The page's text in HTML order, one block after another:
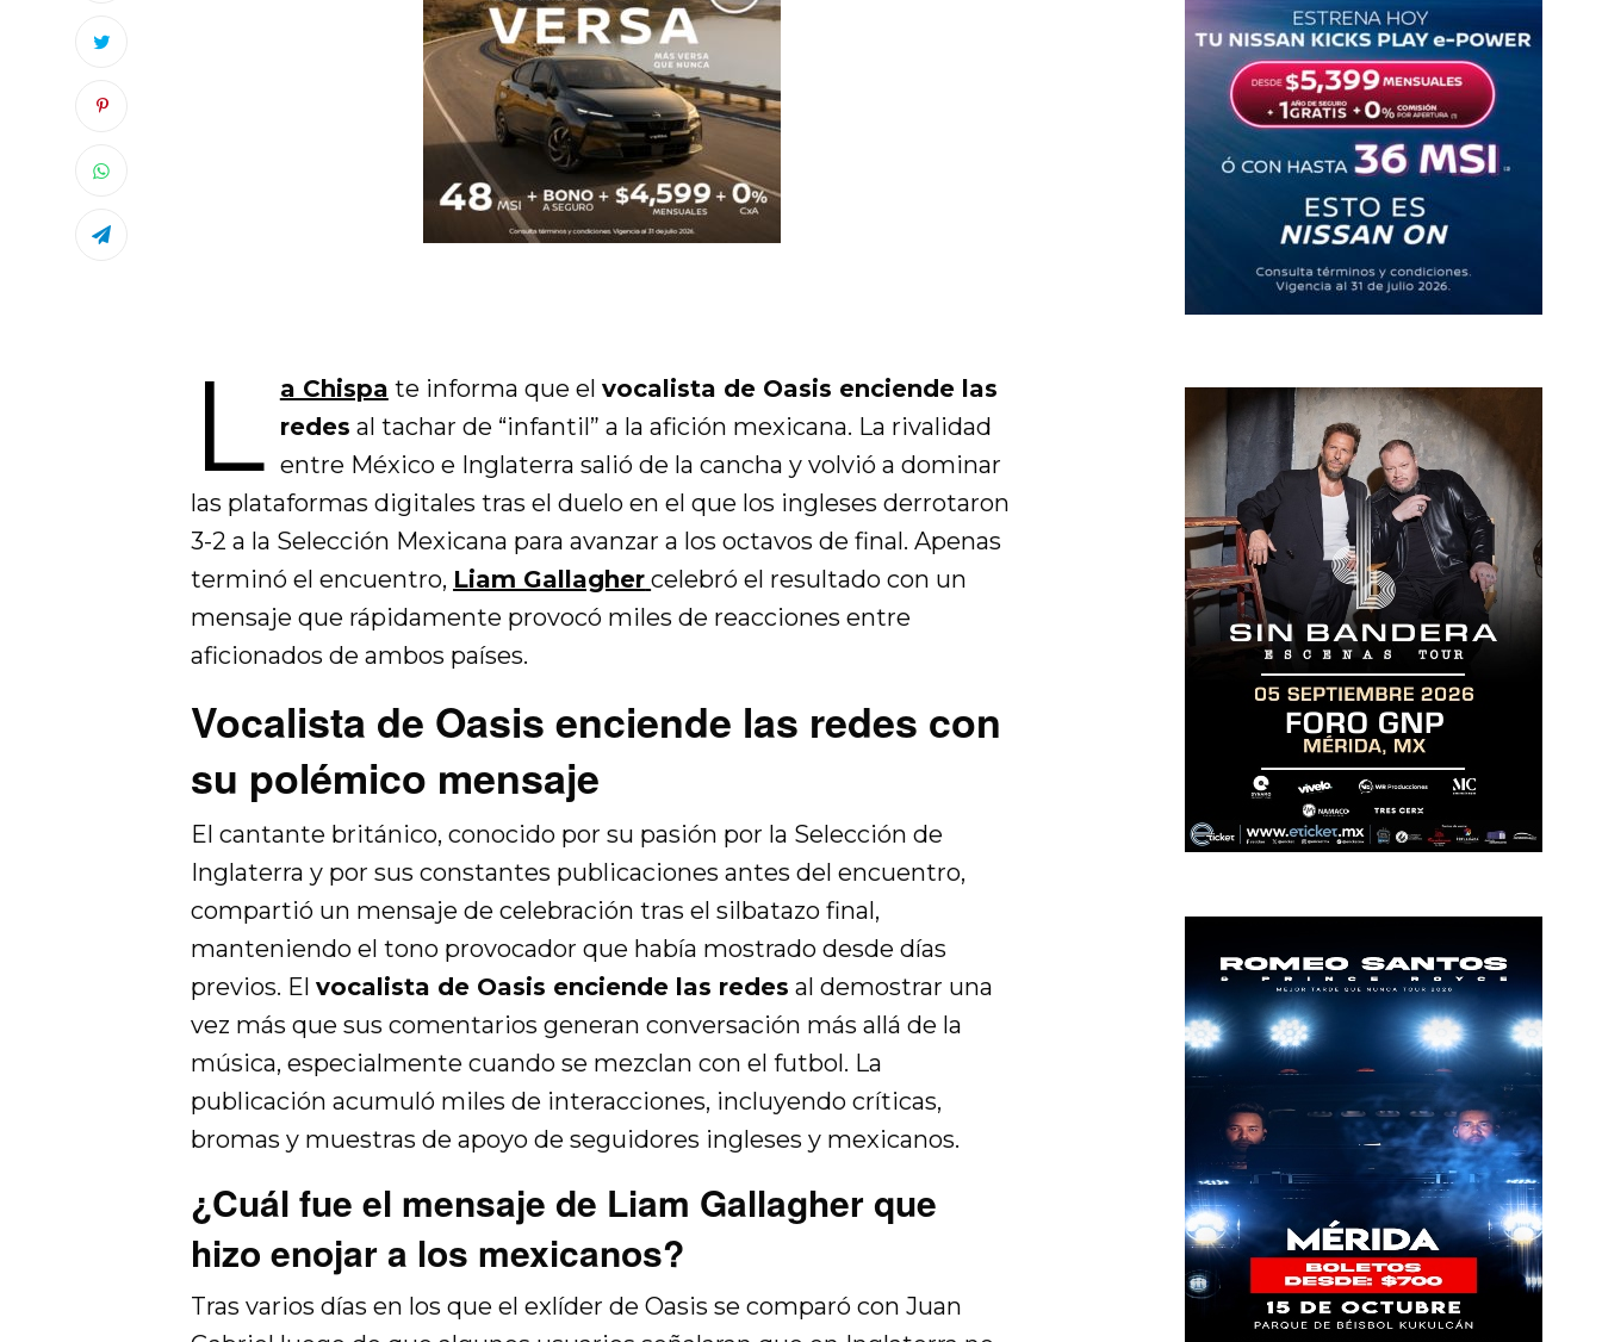
L a Chispa te informa que el vocalista de Oasis enciende las
redes al tachar de “infantil” a la afición mexicana. La rivalidad
entre México e Inglaterra salió de la cancha y volvió a dominar
las plataformas digitales tras el duelo en el que los ingleses derrotaron
3-2 a la Selección Mexicana para avanzar a los octavos de final. Apenas
terminó el encuentro, Liam Gallagher celebró el resultado con un
mensaje que rápidamente provocó miles de reacciones entre
aficionados de ambos países.
Vocalista de Oasis enciende las redes con
su polémico mensaje
El cantante británico, conocido por su pasión por la Selección de
Inglaterra y por sus constantes publicaciones antes del encuentro,
compartió un mensaje de celebración tras el silbatazo final,
manteniendo el tono provocador que había mostrado desde días
previos. Elvocalista de Oasis enciende las redes al demostrar una
vez más que sus comentarios generan conversación más allá de la
música, especialmente cuando se mezclan con el futbol. La
publicación acumuló miles de interacciones, incluyendo críticas,
bromas y muestras de apoyo de seguidores ingleses y mexicanos.
¿Cuál fue el mensaje de Liam Gallagher que
hizo enojar a los mexicanos?
Tras varios días en los que el exlíder de Oasis se comparó con Juan